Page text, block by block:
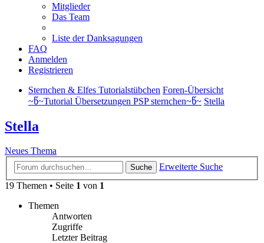
Mitglieder
Das Team
Liste der Danksagungen
FAQ
Anmelden
Registrieren
Sternchen & Elfes Tutorialstübchen Foren-Übersicht
~წ~Tutorial Übersetzungen PSP sternchen~წ~ Stella
Stella
Neues Thema
Suche
Erweiterte Suche
19 Themen • Seite 1 von 1
Themen
Antworten
Zugriffe
Letzter Beitrag